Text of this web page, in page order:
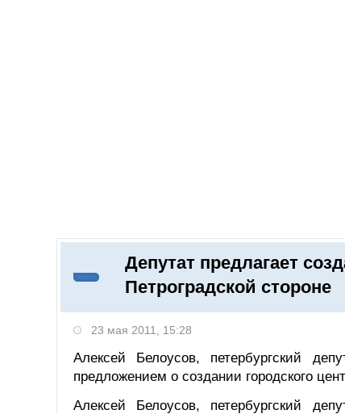
Поиск
Депутат предлагает
Петроградской стороне
23 мая 2011, 15:28
Алексей Белоусов, петербургский
предложением о создании городского
Алексей Белоусов, петербургский